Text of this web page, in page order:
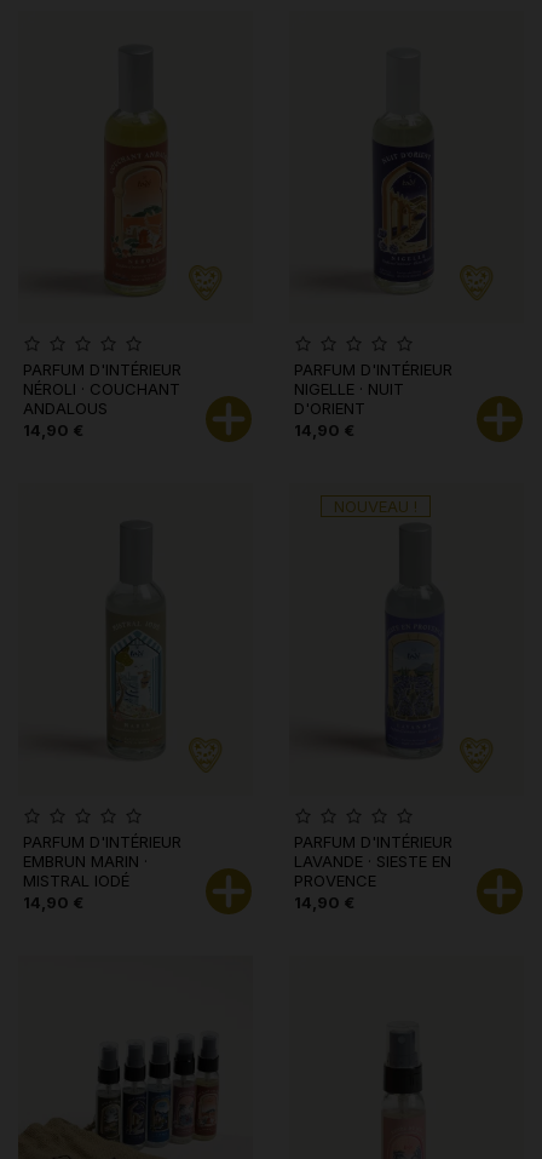
PARFUM D'INTÉRIEUR
NÉROLI · COUCHANT
ANDALOUS
14,90 €
PARFUM D'INTÉRIEUR
NIGELLE · NUIT
D'ORIENT
14,90 €
PARFUM D'INTÉRIEUR
EMBRUN MARIN ·
MISTRAL IODÉ
14,90 €
PARFUM D'INTÉRIEUR
LAVANDE · SIESTE EN
PROVENCE
14,90 €
NOUVEAU !